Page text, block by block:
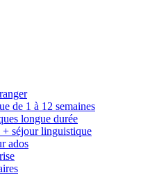
de 1 à 12 semaines
longue durée
+ séjour linguistique
ados